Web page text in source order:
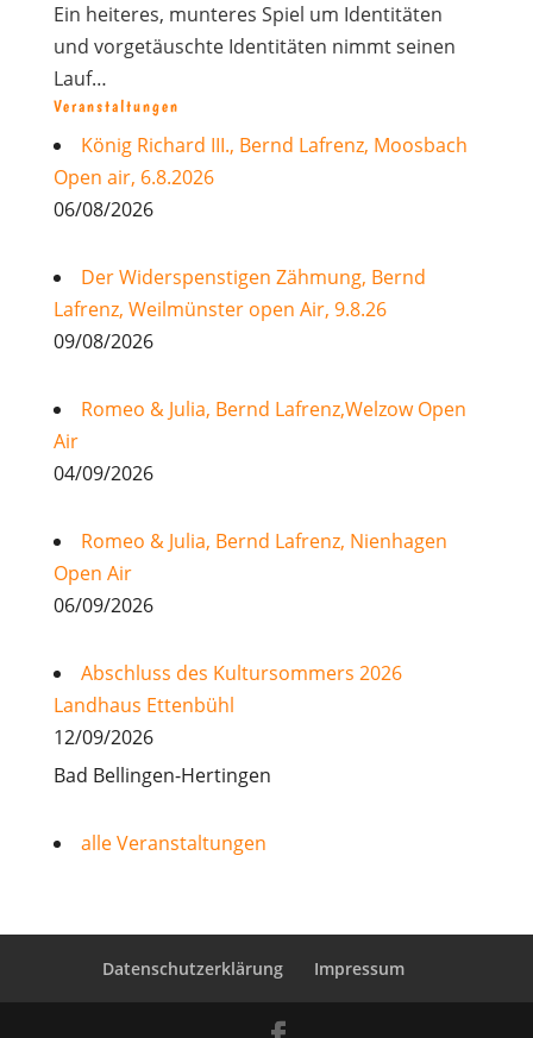
Ein heiteres, munteres Spiel um Identitäten
und vorgetäuschte Identitäten nimmt seinen
Lauf…
Veranstaltungen
König Richard III., Bernd Lafrenz, Moosbach
Open air, 6.8.2026
06/08/2026
Der Widerspenstigen Zähmung, Bernd
Lafrenz, Weilmünster open Air, 9.8.26
09/08/2026
Romeo & Julia, Bernd Lafrenz,Welzow Open
Air
04/09/2026
Romeo & Julia, Bernd Lafrenz, Nienhagen
Open Air
06/09/2026
Abschluss des Kultursommers 2026
Landhaus Ettenbühl
12/09/2026
Bad Bellingen-Hertingen
alle Veranstaltungen
Datenschutzerklärung Impressum